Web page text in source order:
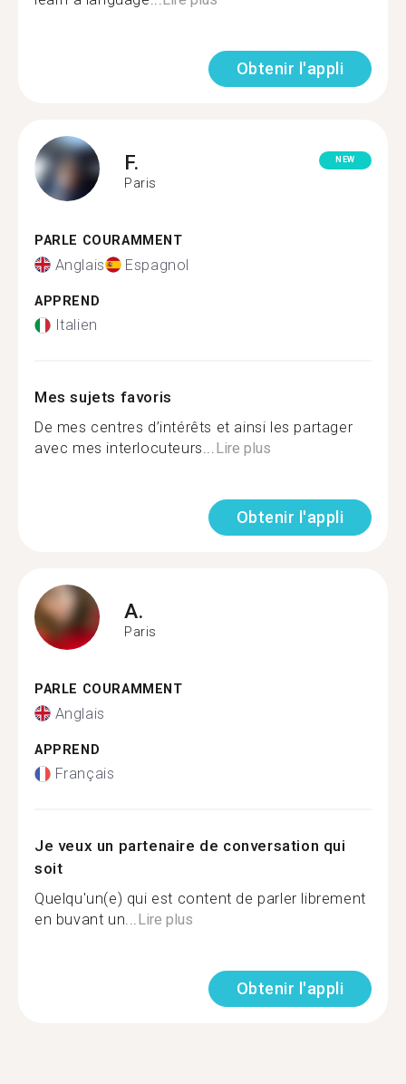
Obtenir l'appli
F.
Paris
NEW
PARLE COURAMMENT
Anglais Espagnol
APPREND
Italien
Mes sujets favoris
De mes centres d’intérêts et ainsi les partager
avec mes interlocuteurs...Lire plus
Obtenir l'appli
A.
Paris
PARLE COURAMMENT
Anglais
APPREND
Français
Je veux un partenaire de conversation qui
soit
Quelqu'un(e) qui est content de parler librement
en buvant un...Lire plus
Obtenir l'appli